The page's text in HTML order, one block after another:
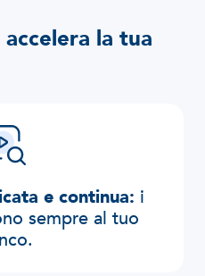
la tua
e continua: i
sempre al tuo